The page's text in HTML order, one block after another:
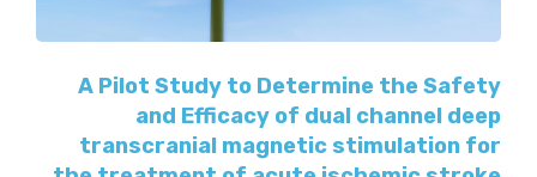
A Pilot Study to Determine the Safety
and Efficacy of dual channel deep
transcranial magnetic stimulation for